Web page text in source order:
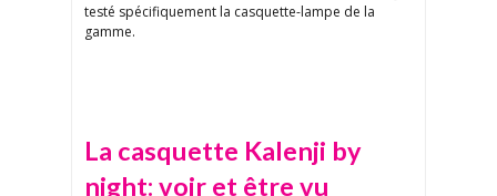
testé spécifiquement la casquette-lampe de la
gamme.
La casquette Kalenji by
night: voir et être vu